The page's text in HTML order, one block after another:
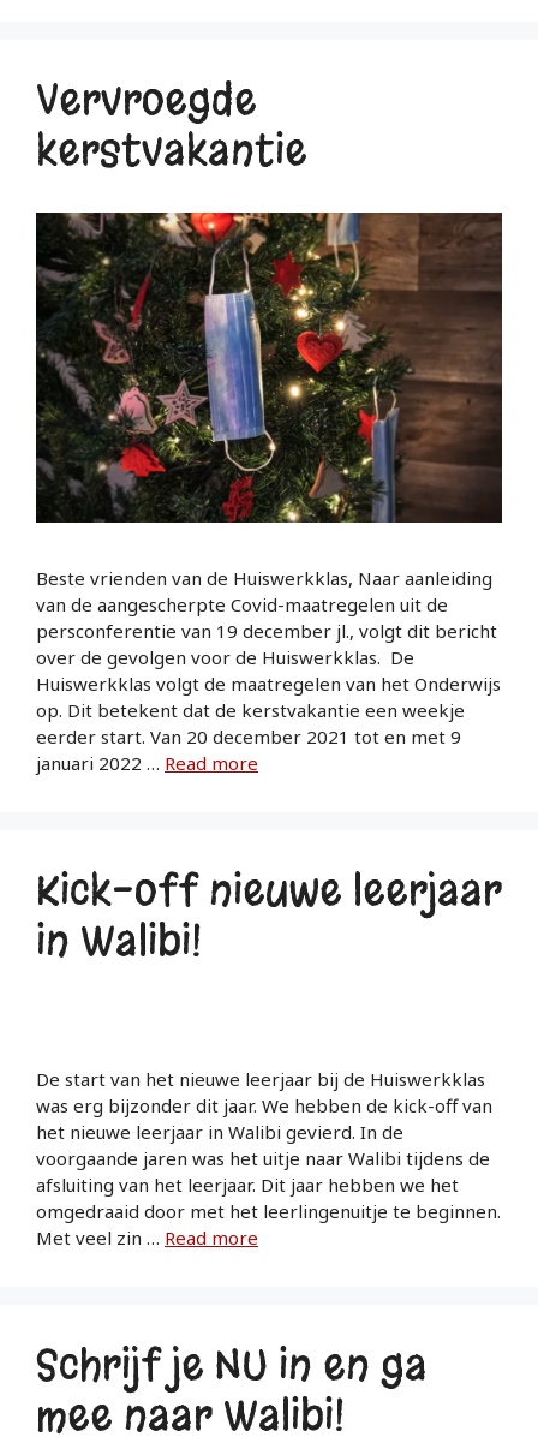
Vervroegde
kerstvakantie
Beste vrienden van de Huiswerkklas, Naar aanleiding
van de aangescherpte Covid-maatregelen uit de
persconferentie van 19 december jl., volgt dit bericht
over de gevolgen voor de Huiswerkklas. De
Huiswerkklas volgt de maatregelen van het Onderwijs
op. Dit betekent dat de kerstvakantie een weekje
eerder start. Van 20 december 2021 tot en met 9
januari 2022 … Read more
Kick-off nieuwe leerjaar
in Walibi!
De start van het nieuwe leerjaar bij de Huiswerkklas
was erg bijzonder dit jaar. We hebben de kick-off van
het nieuwe leerjaar in Walibi gevierd. In de
voorgaande jaren was het uitje naar Walibi tijdens de
afsluiting van het leerjaar. Dit jaar hebben we het
omgedraaid door met het leerlingenuitje te beginnen.
Met veel zin … Read more
Schrijf je NU in en ga
mee naar Walibi!